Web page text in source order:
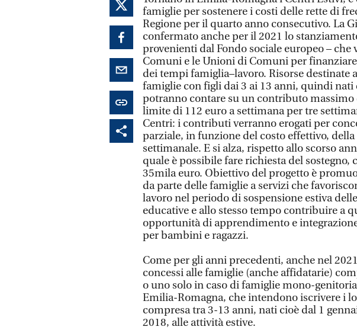
famiglie per sostenere i costi delle rette di
Regione per il quarto anno consecutivo. La
confermato anche per il 2021 lo
provenienti dal Fondo sociale europeo –
Comuni e le Unioni di Comuni per
dei tempi famiglia–lavoro. Risorse destinate
famiglie con figli dai 3 ai 13 anni, quindi nati
potranno contare su un contributo massimo
limite di 112 euro a settimana per tre
Centri: i contributi verranno erogati per
parziale, in funzione del costo effettivo,
settimanale. E si alza, rispetto allo scorso
quale è possibile fare richiesta del sostegno,
35mila euro. Obiettivo del progetto è
da parte delle famiglie a servizi che
lavoro nel periodo di sospensione estiva
educative e allo stesso tempo contribuire a
opportunità di apprendimento e
per bambini e ragazzi.
Come per gli anni precedenti, anche nel
concessi alle famiglie (anche affidatarie)
o uno solo in caso di famiglie mono-
Emilia-Romagna, che intendono iscrivere i
compresa tra 3-13 anni, nati cioè dal 1
2018, alle attività estive.